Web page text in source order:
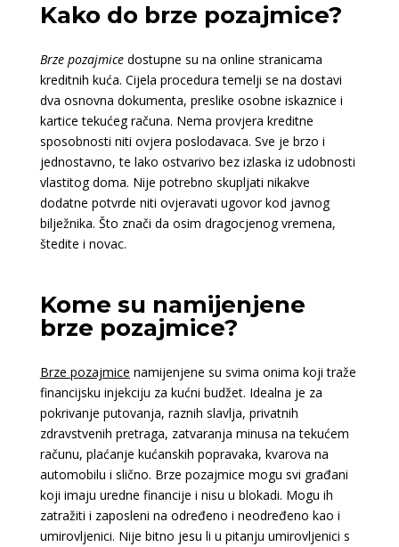
Kako do brze pozajmice?
Brze pozajmicedostupne su na online stranicama
kreditnih kuća. Cijela procedura temelji se na dostavi
dva osnovna dokumenta, preslike osobne iskaznice i
kartice tekućeg računa. Nema provjera kreditne
sposobnosti niti ovjera poslodavaca. Sve je brzo i
jednostavno, te lako ostvarivo bez izlaska iz udobnosti
vlastitog doma. Nije potrebno skupljati nikakve
dodatne potvrde niti ovjeravati ugovor kod javnog
bilježnika. Što znači da osim dragocjenog vremena,
štedite i novac.
Kome su namijenjene
brze pozajmice?
Brze pozajmice namijenjene su svima onima koji traže
financijsku injekciju za kućni budžet. Idealna je za
pokrivanje putovanja, raznih slavlja, privatnih
zdravstvenih pretraga, zatvaranja minusa na tekućem
računu, plaćanje kućanskih popravaka, kvarova na
automobilu i slično. Brze pozajmice mogu svi građani
koji imaju uredne financije i nisu u blokadi. Mogu ih
zatražiti i zaposleni na određeno i neodređeno kao i
umirovljenici. Nije bitno jesu li u pitanju umirovljenici s